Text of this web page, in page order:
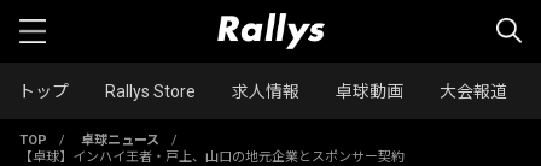
トップ Rallys Store 求人情報 卓球動画 大会報道
TOP / 卓球ニュース
/
【卓球】インハイ王者・戸上、山口の地元企業とスポンサー契約